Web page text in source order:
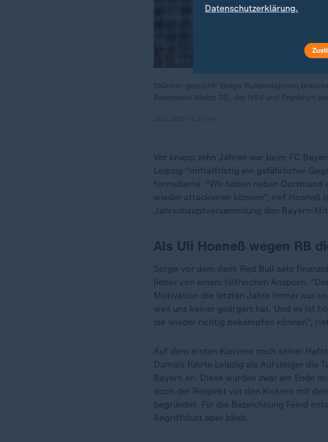
Stürmer gesucht! Einige Bundesligisten
Besonders Mainz 05, der HSV und Frankfurt
Vor knapp zehn Jahren war beim FC
Leipzig "mittelfristig ein gefährlicher
formulierte. "Wir haben neben Dortmund
wieder attackieren können", rief Hoeneß
Jahreshauptversammlung den Bayern-
Als Uli Hoeneß wegen RB
Sorge vor dem dank Red Bull sehr
lieber von einem hilfreichen Ansporn.
Motivation die letzten Jahre immer aus
weil uns keiner geärgert hat. Und es ist
sie wieder richtig bekämpfen können",
Auf dem ersten Konvent nach seiner
Damals führte Leipzig als Aufsteiger die
Bayern an. Diese wurden zwar am Ende
doch der Respekt vor den Kickern mit
begründet. Für die Bezeichnung Feind
Angriffslust aber blieb.
Datenschutzerklärung.